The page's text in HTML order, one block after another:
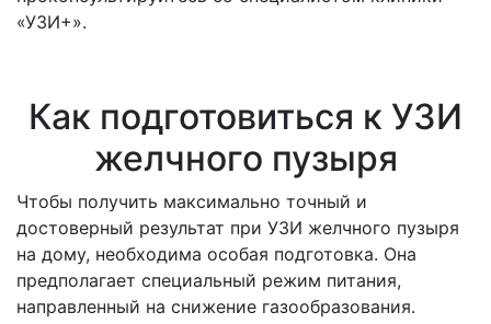
«УЗИ+».
Как подготовиться к УЗИ
желчного пузыря
Чтобы получить максимально точный и
достоверный результат при УЗИ желчного пузыря
на дому, необходима особая подготовка. Она
предполагает специальный режим питания,
направленный на снижение газообразования.